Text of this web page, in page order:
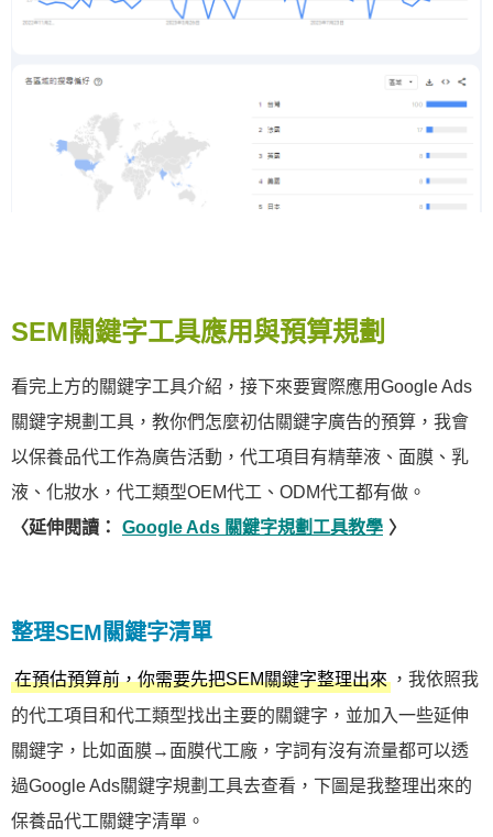
SEM關鍵字工具應用與預算規劃
看完上方的關鍵字工具介紹，接下來要實際應用Google Ads
關鍵字規劃工具，教你們怎麼初估關鍵字廣告的預算，我會
以保養品代工作為廣告活動，代工項目有精華液、面膜、乳
液、化妝水，代工類型OEM代工、ODM代工都有做。
〈延伸閱讀：
Google Ads 關鍵字規劃工具教學 〉
整理SEM關鍵字清單
在預估預算前，你需要先把SEM關鍵字整理出來 ，我依照我
的代工項目和代工類型找出主要的關鍵字，並加入一些延伸
關鍵字，比如面膜→面膜代工廠，字詞有沒有流量都可以透
過Google Ads關鍵字規劃工具去查看，下圖是我整理出來的
保養品代工關鍵字清單。